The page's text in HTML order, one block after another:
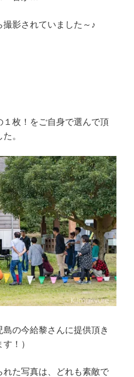
影されていました～♪
枚！をご自身で選んで頂
。
島の今給黎さんに提供頂き
！）
た写真は、どれも素敵で